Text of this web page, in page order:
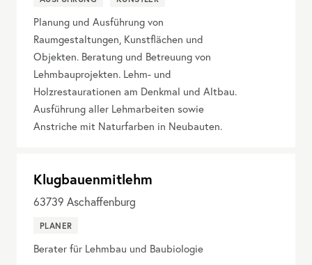
Planung und Ausführung von
Raumgestaltungen, Kunstflächen und
Objekten. Beratung und Betreuung von
Lehmbauprojekten. Lehm- und
Holzrestaurationen am Denkmal und Altbau.
Ausführung aller Lehmarbeiten sowie
Anstriche mit Naturfarben in Neubauten.
Klugbauenmitlehm
63739 Aschaffenburg
PLANER
Berater für Lehmbau und Baubiologie